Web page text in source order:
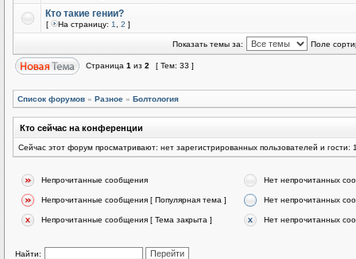
Кто такие гении?
[ На страницу: 1 2 ]
Показать темы за: Поле
Страница 1 из 2 [ Тем: 33 ]
Список форумов » Разное » Болтология
Кто сейчас на конференции
Сейчас этот форум просматривают: нет зарегистрированных пользователей и гости:
Непрочитанные сообщения Нет непрочитанных
Непрочитанные сообщения [ Популярная тема ] Нет непрочитанных
Непрочитанные сообщения [ Тема закрыта ] Нет непрочитанных
Найти: